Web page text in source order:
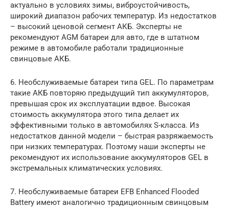
актуально в условиях зимы, виброустойчивость,
широкий диапазон рабочих температур. Из недостатков
– высокий ценовой сегмент АКБ. Эксперты не
рекомендуют АGM батареи для авто, где в штатном
режиме в автомобиле работали традиционные
свинцовые АКБ.
6. Необслуживаемые батареи типа GEL. По параметрам
такие АКБ повторяю предыдущий тип аккумуляторов,
превышая срок их эксплуатации вдвое. Высокая
стоимость аккумулятора этого типа делает их
эффективными только в автомобилях S-класса. Из
недостатков данной модели – быстрая разряжаемость
при низких температурах. Поэтому наши эксперты не
рекомендуют их использование аккумуляторов GEL в
экстремальных климатических условиях.
7. Необслуживаемые батареи EFB Enhanced Flooded
Battery имеют аналогично традиционным свинцовым